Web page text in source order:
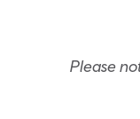
Please